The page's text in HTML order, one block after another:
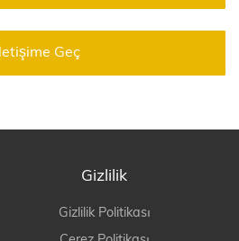
İletişime Geç
Gizlilik
Gizlilik Politikası